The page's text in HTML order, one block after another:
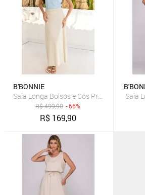
B'BONNIE
Saia Longa Bolsos e Cós Pregueado
R$499,90 - 66%
R$ 169,90
Saia